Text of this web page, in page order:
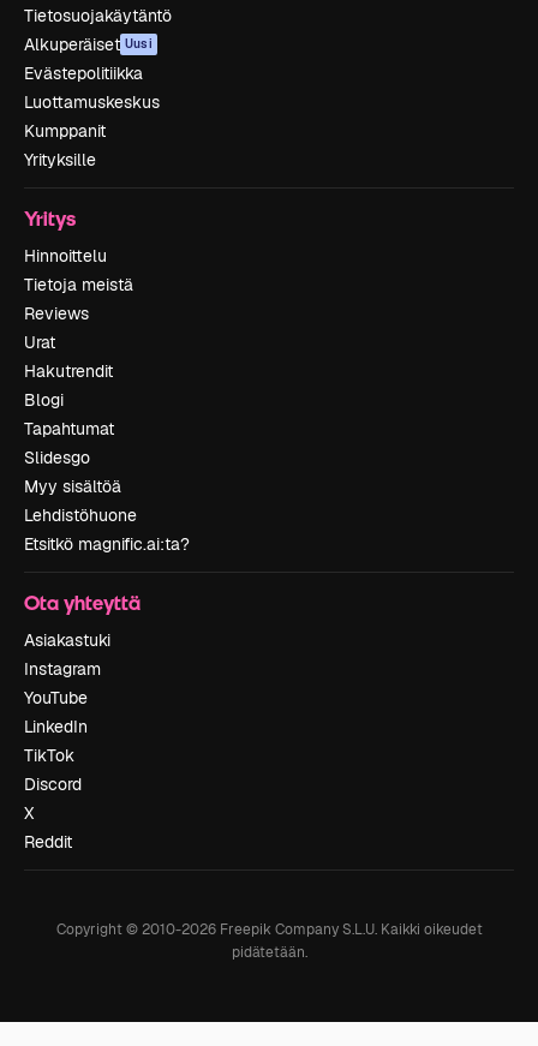
Tietosuojakäytäntö
Alkuperäiset Uusi
Evästepolitiikka
Luottamuskeskus
Kumppanit
Yrityksille
Yritys
Hinnoittelu
Tietoja meistä
Reviews
Urat
Hakutrendit
Blogi
Tapahtumat
Slidesgo
Myy sisältöä
Lehdistöhuone
Etsitkö magnific.ai:ta?
Ota yhteyttä
Asiakastuki
Instagram
YouTube
LinkedIn
TikTok
Discord
X
Reddit
Copyright © 2010-2026Freepik Company S.L.U. Kaikki oikeudet
pidätetään.